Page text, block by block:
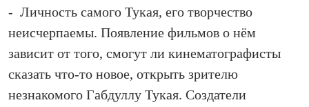
- Личность самого Тукая, его творчество
неисчерпаемы. Появление фильмов о нём
зависит от того, смогут ли кинематографисты
сказать что‑то новое, открыть зрителю
незнакомого Габдуллу Тукая. Создатели